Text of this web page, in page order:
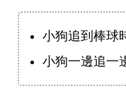
小狗追到棒球
小狗一邊追一